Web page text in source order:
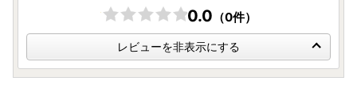
0.0 （0件）
レビューを非表示にする